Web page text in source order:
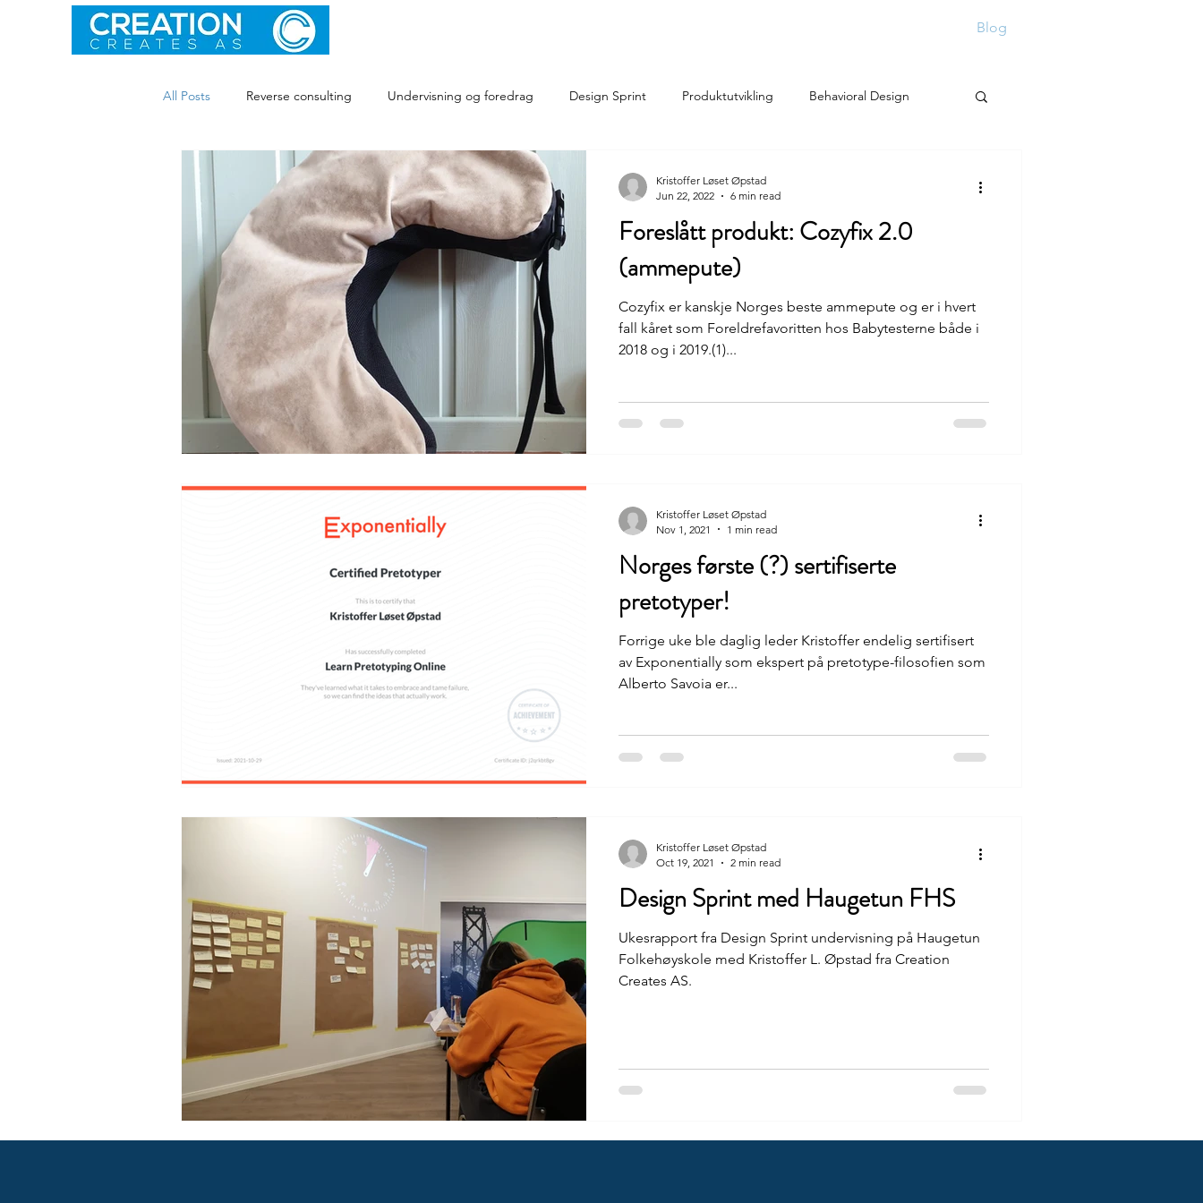
Blog
All Posts Reverse consulting Undervisning og foredrag Design Sprint Produktutvikling Behavioral Design
Foreslått produkt: Cozyfix 2.0
(ammepute)
Cozyfix er kanskje Norges beste ammepute og er i hvert
fall kåret som Foreldrefavoritten hos Babytesterne både i
2018 og i 2019.(1)...
Kristoffer Løset Øpstad
Jun 22, 2022
6 min read
Norges første (?) sertifiserte
pretotyper!
Forrige uke ble daglig leder Kristoffer endelig sertifisert
av Exponentially som ekspert på pretotype-filosofien som
Alberto Savoia er...
Kristoffer Løset Øpstad
Nov 1, 2021
1 min read
Design Sprint med Haugetun FHS
Ukesrapport fra Design Sprint undervisning på Haugetun
Folkehøyskole med Kristoffer L. Øpstad fra Creation
Creates AS.
Kristoffer Løset Øpstad
Oct 19, 2021
2 min read